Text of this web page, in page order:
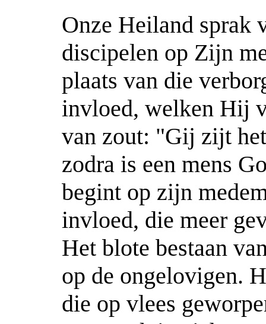
Onze Heiland sprak
discipelen op Zijn
plaats van die
invloed, welken Hij
van zout: "Gij zijt
zodra is een mens
begint op zijn
invloed, die meer
Het blote bestaan
op de ongelovigen.
die op vlees